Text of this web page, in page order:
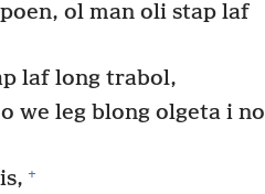
ol man oli stap laf
laf long trabol,
we leg blong olgeta i no
+